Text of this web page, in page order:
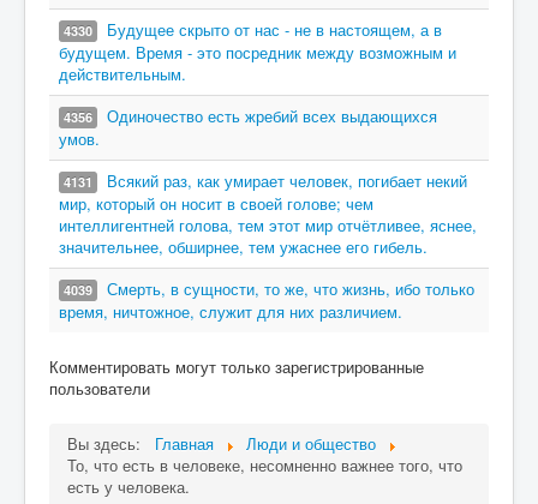
4330
Будущее скрыто от нас - не в настоящем, а в
будущем. Время - это посредник между возможным и
действительным.
4356
Одиночество есть жребий всех выдающихся
умов.
4131
Всякий раз, как умирает человек, погибает некий
мир, который он носит в своей голове; чем
интеллигентней голова, тем этот мир отчётливее, яснее,
значительнее, обширнее, тем ужаснее его гибель.
4039
Смерть, в сущности, то же, что жизнь, ибо только
время, ничтожное, служит для них различием.
Комментировать могут только зарегистрированные
пользователи
Вы здесь: Главная
Люди и общество
То, что есть в человеке, несомненно важнее того, что
есть у человека.